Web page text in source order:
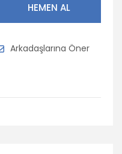
HEMEN AL
Arkadaşlarına Öner